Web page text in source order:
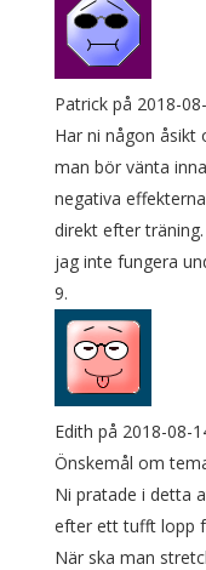
Patrick på 2018-
Har ni någon åsikt
man bör vänta
negativa
direkt efter
jag inte fungera
Edith på 2018-08-
Önskemål om
Ni pratade i detta
efter ett tufft lopp
När ska man